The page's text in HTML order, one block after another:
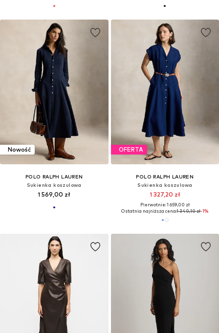
Nowość
POLO RALPH LAUREN
Sukienka koszulowa
1 569,00 zł
OFERTA
POLO RALPH LAUREN
Sukienka koszulowa
1 327,20 zł
Pierwotnie: 1 659,00 zł
Ostatnia najniższa cena:1 340,10 zł-1%